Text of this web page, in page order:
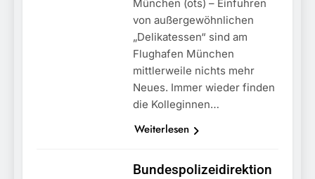
Finanzkontrolle
Schwarzarbeit führen zu
rechtskräftiger
Verurteilung wegen
Betrugs
gesuchtes Mitglied einer
kriminellen Vereinigung
geht ins Netz –
Bundespolizei vollstreckt
europäischen
Auslieferungshaftbefehl
6. August 2026
München (ots) – Einfuhren
von außergewöhnlichen
„Delikatessen“ sind am
Flughafen München
mittlerweile nichts mehr
Neues. Immer wieder finden
die Kolleginnen…
Weiterlesen
Bundespolizeidirektion